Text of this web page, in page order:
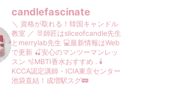
candlefascinate
＼ 資格が取れる！韓国キャンドル
教室 ／ 🐰師匠はsliceofcandle先生
とmerrylab先生 💻最新情報はWeb
で更新 🍒安心のマンツーマンレッ
スン 🫧MBTI香水おすすめ . 🕯️
KCCA認定講師・ICIA東京センター
池袋直結！成増駅スグ🚃